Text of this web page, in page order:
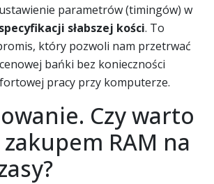
parametrów (timingów) w
słabszej kości. To
który pozwoli nam przetrwać
bańki bez konieczności
pracy przy komputerze.
Czy warto
zakupem RAM na